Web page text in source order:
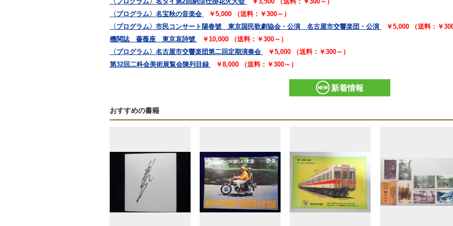
〈プログラム〉名宝秋の音楽会
￥5,000 （送料：￥300～）
〈プログラム〉市民コンサート陽春號 東京国民歌劇協会・公演 名古屋市交響楽団・公演
￥5,000 （送料：￥
機関誌 薔薇座 東京哀詩號
￥10,000 （送料：￥300～）
〈プログラム〉名古屋市交響楽団第二回定期演奏会
￥5,000 （送料：￥300～）
第32回二科会美術展覧会陳列目録
￥8,000 （送料：￥300～）
新着情報
おすすめの書籍